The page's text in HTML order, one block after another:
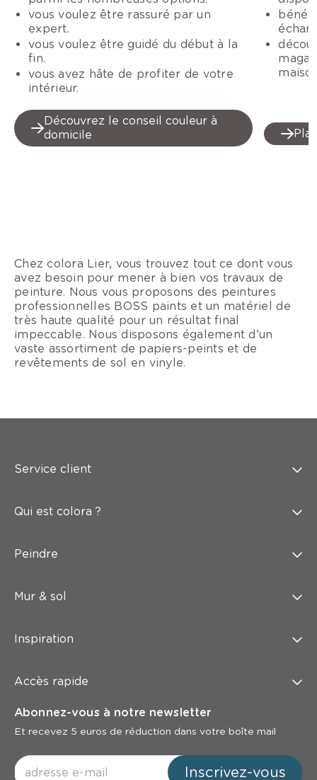
vous voulez être rassuré par un
expert.
vous voulez être guidé du début à la
fin.
vous avez hâte de profiter de votre
intérieur.
Découvrez le conseil couleur à
domicile
Chez colora Lier, vous trouvez tout ce dont vous
avez besoin pour mener à bien vos travaux de
peinture. Nous vous proposons des peintures
professionnelles BOSS paints et un matériel de
très haute qualité pour un résultat final
impeccable. Nous disposons également d’un
vaste assortiment de papiers-peints et de
revêtements de sol en vinyle.
Service client
Qui est colora ?
Peindre
Mur & sol
Inspiration
Accès rapide
Abonnez-vous à notre newsletter
Et recevez 5 euros de réduction dans votre boîte mail
Inscrivez-vous